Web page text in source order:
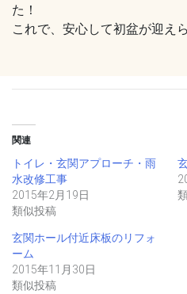
た！
これで、安心して初盆が迎え
関連
トイレ・玄関アプローチ・雨
水改修工事
2015年2月19日
類似投稿
玄関ホール付近床板のリフォ
ーム
2015年11月30日
類似投稿